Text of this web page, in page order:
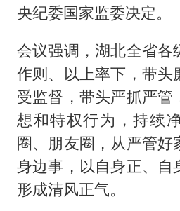
央纪委国家监委决定。
会议强调，湖北全省各
作则、以上率下，带头
受监督，带头严抓严管
想和特权行为，持续
圈、朋友圈，从严管好
身边事，以自身正、自
形成清风正气。